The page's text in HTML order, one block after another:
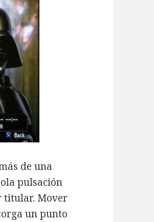
de una
pulsación
titular. Mover
un punto